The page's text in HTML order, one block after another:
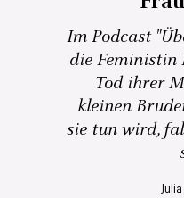
Im Podcast
die Feministin
Tod ihrer
kleinen
sie tun wird,